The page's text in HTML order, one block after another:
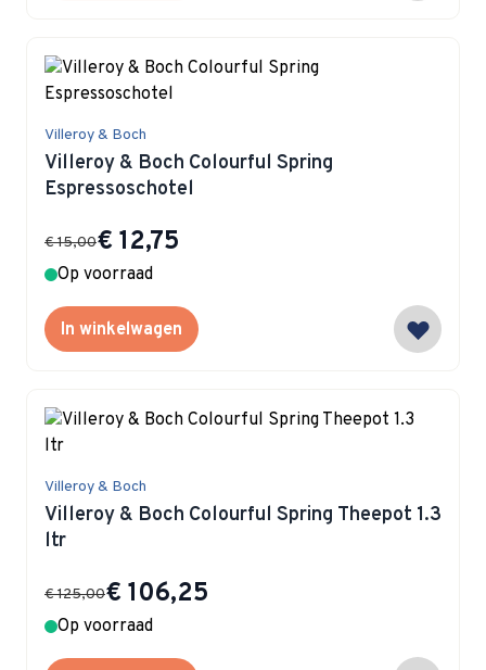
Villeroy & Boch
Villeroy & Boch Colourful Spring
Espressoschotel
Special Price
€ 12,75
€ 15,00
Op voorraad
In winkelwagen
Villeroy & Boch
Villeroy & Boch Colourful Spring Theepot 1.3
ltr
Special Price
€ 106,25
€ 125,00
Op voorraad